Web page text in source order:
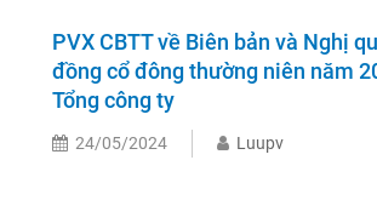
PVX CBTT về Biên bản và Nghị
đồng cổ đông thường niên năm
Tổng công ty
24/05/2024 Luupv